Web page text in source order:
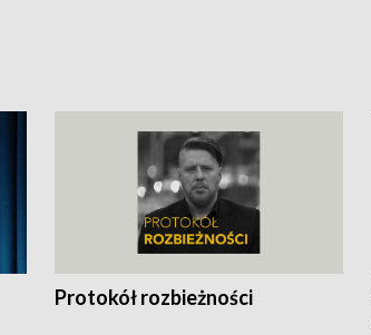
Protokół rozbieżności